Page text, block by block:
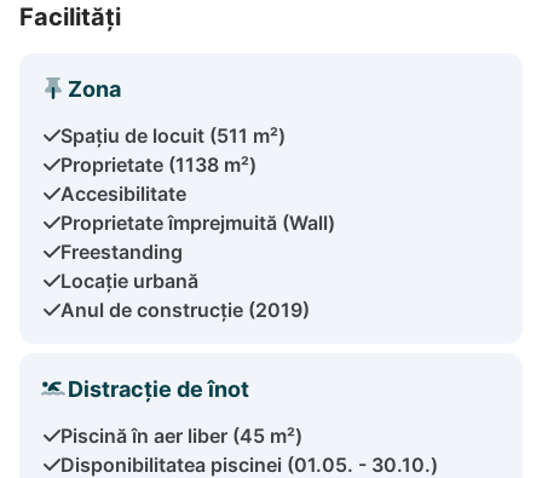
Facilități
Zona
Spațiu de locuit (511 m²)
Proprietate (1138 m²)
Accesibilitate
Proprietate împrejmuită (Wall)
Freestanding
Locație urbană
Anul de construcție (2019)
Distracție de înot
Piscină în aer liber (45 m²)
Disponibilitatea piscinei (01.05. - 30.10.)